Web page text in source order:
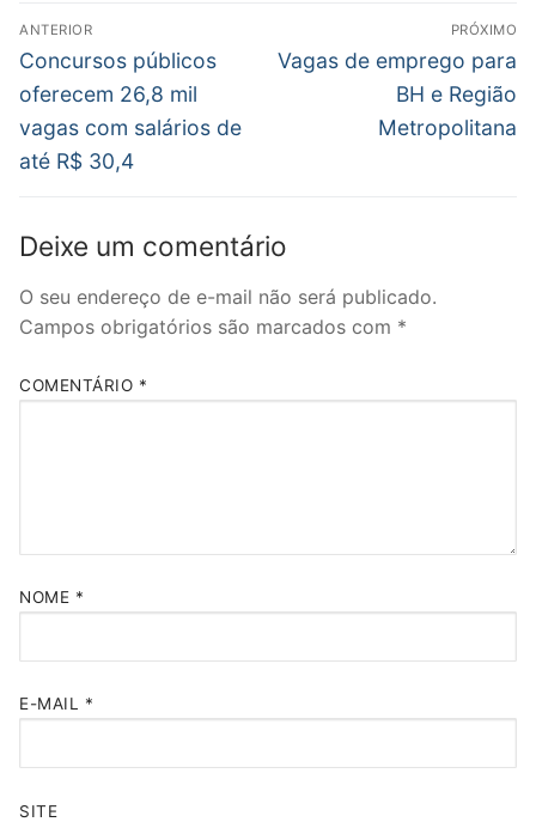
Navegação
de
Post
ANTERIOR
Post
anterior:
Concursos públicos
oferecem 26,8 mil
vagas com salários de
até R$ 30,4
PRÓXIMO
Próximo
Vagas de emprego para
BH e Região
Metropolitana
Deixe um comentário
O seu endereço de e-mail não será publicado.
Campos obrigatórios são marcados com *
COMENTÁRIO *
NOME *
E-MAIL *
SITE